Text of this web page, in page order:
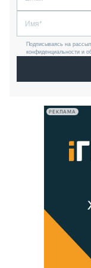
Подписываясь на
конфиденциальности и
РЕКЛАМА